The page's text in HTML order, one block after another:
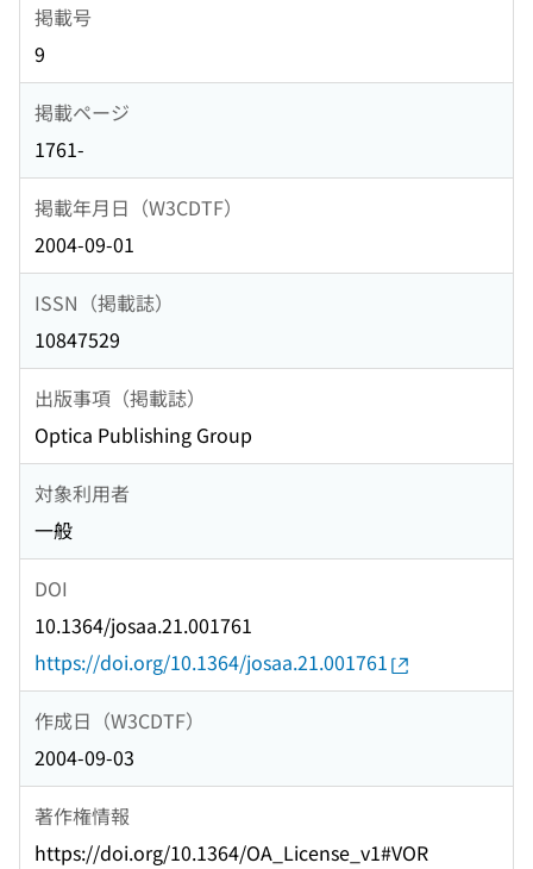
掲載号
9
掲載ページ
1761-
掲載年月日（W3CDTF）
2004-09-01
ISSN（掲載誌）
10847529
出版事項（掲載誌）
Optica Publishing Group
対象利用者
一般
DOI
10.1364/josaa.21.001761
https://doi.org/10.1364/josaa.21.001761
作成日（W3CDTF）
2004-09-03
著作権情報
https://doi.org/10.1364/OA_License_v1#VOR